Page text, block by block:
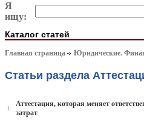
Я
ищу:
Каталог статей
Главная страница Юридические.
Статьи раздела
1.
Аттестация, которая меняет
затрат